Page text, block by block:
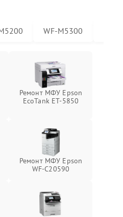
WF-M5300
Ремонт МФУ Epson
EcoTank ET-5850
Ремонт МФУ Epson
WF-C20590